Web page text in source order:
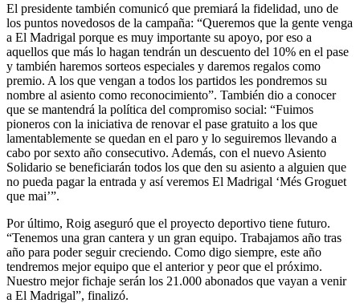
El presidente también comunicó que premiará la fidelidad, uno de
los puntos novedosos de la campaña: “Queremos que la gente venga
a El Madrigal porque es muy importante su apoyo, por eso a
aquellos que más lo hagan tendrán un descuento del 10% en el pase
y también haremos sorteos especiales y daremos regalos como
premio. A los que vengan a todos los partidos les pondremos su
nombre al asiento como reconocimiento”. También dio a conocer
que se mantendrá la política del compromiso social: “Fuimos
pioneros con la iniciativa de renovar el pase gratuito a los que
lamentablemente se quedan en el paro y lo seguiremos llevando a
cabo por sexto año consecutivo. Además, con el nuevo Asiento
Solidario se beneficiarán todos los que den su asiento a alguien que
no pueda pagar la entrada y así veremos El Madrigal ‘Més Groguet
que mai’”.
Por último, Roig aseguró que el proyecto deportivo tiene futuro.
“Tenemos una gran cantera y un gran equipo. Trabajamos año tras
año para poder seguir creciendo. Como digo siempre, este año
tendremos mejor equipo que el anterior y peor que el próximo.
Nuestro mejor fichaje serán los 21.000 abonados que vayan a venir
a El Madrigal”, finalizó.